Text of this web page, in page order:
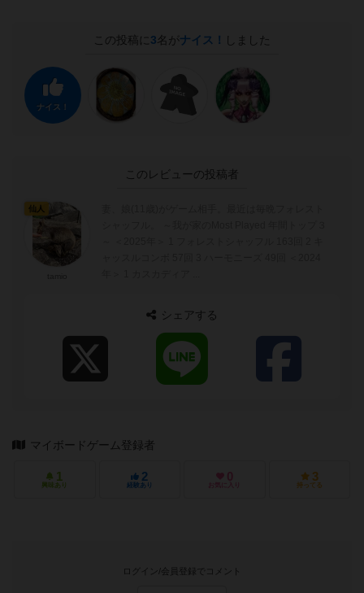
この投稿に 3名がナイス！ しました
ナイス！
このレビューの投稿者
仙人
シェアする
マイボードゲーム登録者
1
興味あり
2
経験あり
0
お気に入り
3
持ってる
ログイン/会員登録でコメント